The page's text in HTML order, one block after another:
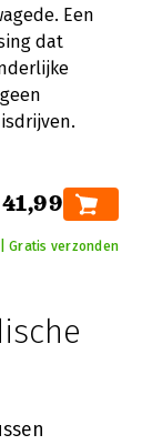
Een
dat
Gratis verzonden